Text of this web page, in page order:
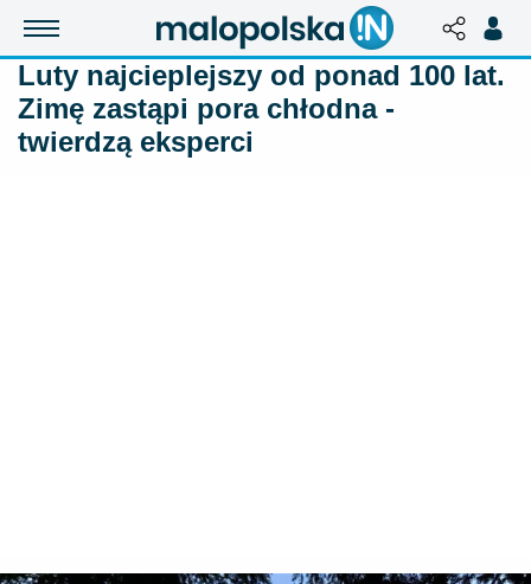
Luty najcieplejszy od ponad 100 lat.
Zimę zastąpi pora chłodna -
twierdzą eksperci